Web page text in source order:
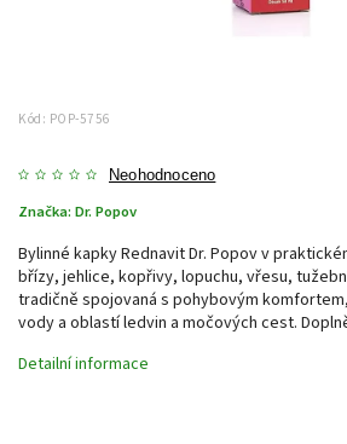
Kód: POP-5756
Neohodnoceno
Značka: Dr. Popov
Bylinné kapky Rednavit Dr. Popov v
břízy, jehlice, kopřivy, lopuchu, vřesu,
tradičně spojovaná s pohybovým
vody a oblastí ledvin a močových cest.
Detailní informace